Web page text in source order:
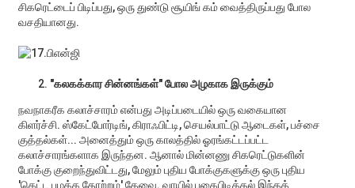
சிகரெட்டைப் பிடிப்பது, ஒரு துண்டு சூயிங் கம் வைத்திருப்பது போல
வசதியானது.
"கலகக்கார சின்னங்கள்" போல அழகாக இருக்கும்
நவநாகரீக கலாச்சாரம் என்பது அடிப்படையில் ஒரு வகையான
கிளர்ச்சி. ஸ்கேட்போர்டிங், கிராஃபிட்டி, செயல்பாட்டு ஆடைகள், பச்சை
குத்தல்கள்... அனைத்தும் ஒரு காலத்தில் ஓரங்கட்டப்பட்ட
கலாச்சாரங்களாக இருந்தன. ஆனால் மின்னணு சிகரெட்டுகளின்
போக்கு குறைந்துவிட்டது, மேலும் புதிய போக்குகளுக்கு ஒரு புதிய
'கெட்ட பழக்க தோற்றம்' தேவை. வாயில் புகைபிடித்தல் இந்தத்